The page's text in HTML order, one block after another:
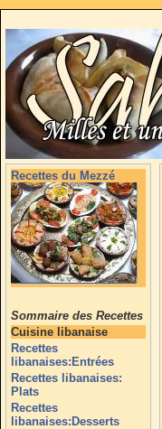
Recettes du Mezzé
Sommaire des Recettes
Cuisine libanaise
Recettes
libanaises:Entrées
Recettes libanaises:
Plats
Recettes
libanaises:Desserts